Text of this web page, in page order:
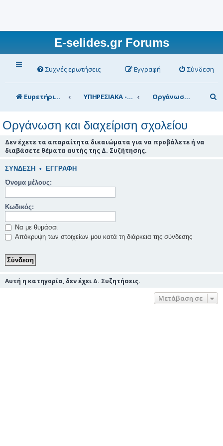
E-selides.gr Forums
Συχνές ερωτήσεις Σύνδεση
Εγγραφή
Ευρετήριο Δ. Συζήτησης ΥΠΗΡΕΣΙΑΚΑ - ΣΥΖΗΤΗΣΕΙΣ (για τα μέλη) Οργάνωση και διαχείριση σχολείου
ν
Οργάνωση και διαχείριση σχολείου
Δεν έχετε τα απαραίτητα δικαιώματα για να προβάλετε ή να
διαβάσετε θέματα αυτής της Δ. Συζήτησης.
ΣΎΝΔΕΣΗ • ΕΓΓΡΑΦΉ
Όνομα μέλους:
Κωδικός:
Να με θυμάσαι
Απόκρυψη των στοιχείων μου κατά τη διάρκεια της σύνδεσης
Αυτή η κατηγορία, δεν έχει Δ. Συζητήσεις.
Μετάβαση σε